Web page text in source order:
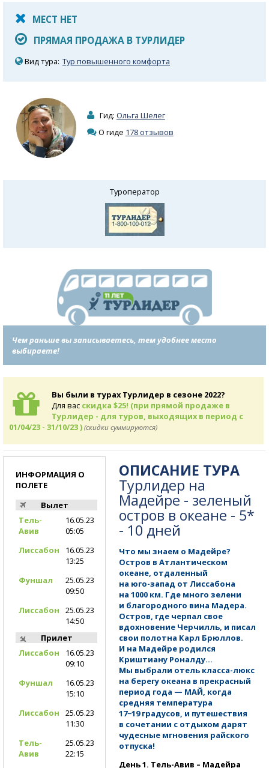
МЕСТ НЕТ
ПРЯМАЯ ПРОДАЖА В ТУРЛИДЕР
Вид тура: Тур повышенного комфорта
Гид: Ольга Шелег
О гиде 178 отзывов
Туроператор
Чем раньше вы записываетесь, тем удобнее место
выбираете!
Вы были в турах Турлидер в сезоне 2022?
Для вас скидка $25! (при прямой продаже в
Турлидер - для туров, выходящих в период с
01/04/23 - 31/10/23 ) (скидки суммируются)
ОПИСАНИЕ ТУРА
Турлидер на
Мадейре - зеленый
остров в океане - 5*
- 10 дней
Что мы знаем о Мадейре?
Остров в Атлантическом
океане, отдаленный
на юго-запад от Лиссабона
на 1000 км. Где много зелени
и благородного вина Мадера.
Остров, где черпал свое
вдохновение Черчилль, и писал
свои полотна Карл Брюллов.
И на Мадейре родился
Криштиану Роналду…
Мы выбрали отель класса-люкс
на берегу океана в прекрасный
период года — МАЙ, когда
средняя температура
17−19 градусов, и путешествия
в сочетании с отдыхом дарят
чудесные мгновения райского
отпуска!
День 1. Тель-Авив – Мадейра
ИНФОРМАЦИЯ О
ПОЛЕТЕ
Вылет
Тель-
Авив
16.05.23
05:05
Лиссабон
16.05.23
13:25
Фуншал
25.05.23
09:50
Лиссабон
25.05.23
14:50
Прилет
Лиссабон
16.05.23
09:10
Фуншал
16.05.23
15:10
Лиссабон
25.05.23
11:30
Тель-
Авив
25.05.23
22:15